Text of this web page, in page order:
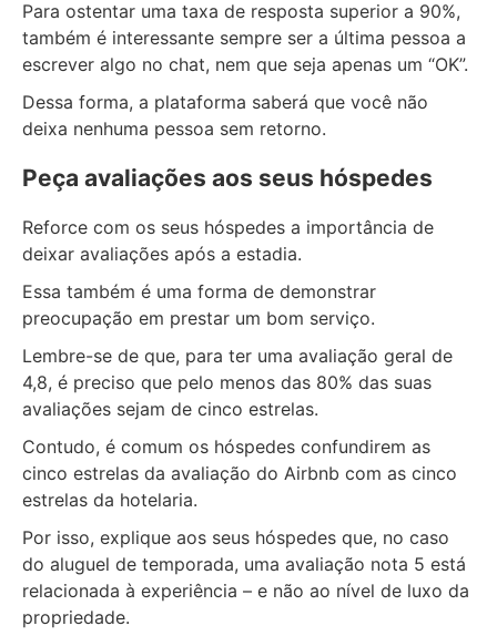
Para ostentar uma taxa de resposta superior a 90%,
também é interessante sempre ser a última pessoa a
escrever algo no chat, nem que seja apenas um “OK”.
Dessa forma, a plataforma saberá que você não
deixa nenhuma pessoa sem retorno.
Peça avaliações aos seus hóspedes
Reforce com os seus hóspedes a importância de
deixar avaliações após a estadia.
Essa também é uma forma de demonstrar
preocupação em prestar um bom serviço.
Lembre-se de que, para ter uma avaliação geral de
4,8, é preciso que pelo menos das 80% das suas
avaliações sejam de cinco estrelas.
Contudo, é comum os hóspedes confundirem as
cinco estrelas da avaliação do Airbnb com as cinco
estrelas da hotelaria.
Por isso, explique aos seus hóspedes que, no caso
do aluguel de temporada, uma avaliação nota 5 está
relacionada à experiência – e não ao nível de luxo da
propriedade.